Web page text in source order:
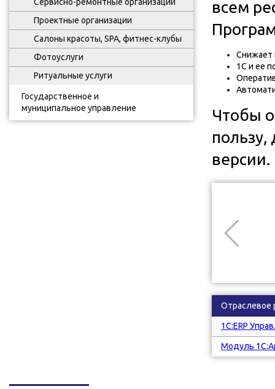
Проектные организации
Салоны красоты, SPA, фитнес-клубы
Фотоуслуги
Ритуальные услуги
Государственное и
муниципальное управление
всем
Снижает
1С и ее
Чтобы
пользу,
версии.
Отраслевое
1С:ERP
Модуль